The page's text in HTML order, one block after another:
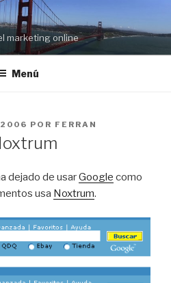
marketing online
Menú
2006 POR FERRAN
dejado de usarGoogle como
usa Noxtrum.